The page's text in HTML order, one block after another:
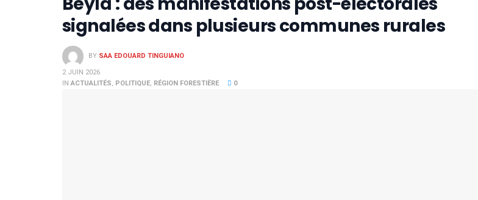
signalées dans plusieurs communes rurales
BY SAA EDOUARD TINGUIANO
2 JUIN 2026
IN ACTUALITÉS, POLITIQUE, RÉGION FORESTIÈRE 0